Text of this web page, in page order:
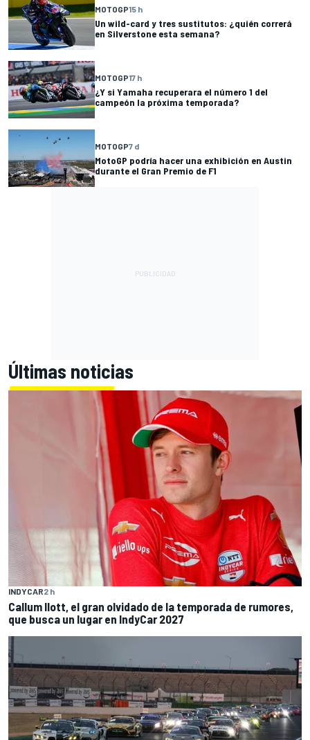
MOTOGP15 h
Un wild-card y tres sustitutos: ¿quién correrá
en Silverstone esta semana?
MOTOGP17 h
¿Y si Yamaha recuperara el número 1 del
campeón la próxima temporada?
MOTOGP7 d
MotoGP podría hacer una exhibición en Austin
durante el Gran Premio de F1
Últimas noticias
INDYCAR2 h
Callum Ilott, el gran olvidado de la temporada de rumores,
que busca un lugar en IndyCar 2027